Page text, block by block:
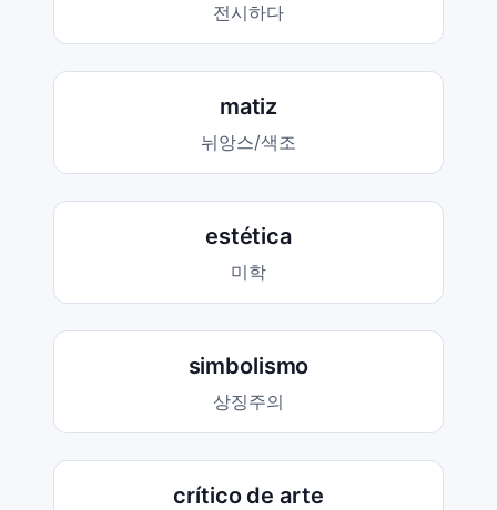
전시하다
matiz
뉘앙스/색조
estética
미학
simbolismo
상징주의
crítico de arte